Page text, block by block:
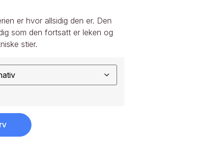
er hvor allsidig den er. Den
som den fortsatt er leken og
stier.